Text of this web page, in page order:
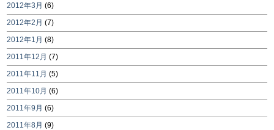
2012年3月 (6)
2012年2月 (7)
2012年1月 (8)
2011年12月 (7)
2011年11月 (5)
2011年10月 (6)
2011年9月 (6)
2011年8月 (9)